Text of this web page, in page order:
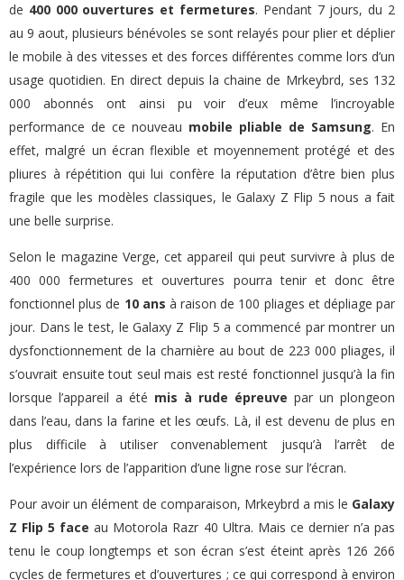
de 400 000 ouvertures et fermetures. Pendant 7 jours, du 2
au 9 aout, plusieurs bénévoles se sont relayés pour plier et déplier
le mobile à des vitesses et des forces différentes comme lors d’un
usage quotidien. En direct depuis la chaine de Mrkeybrd, ses 132
000 abonnés ont ainsi pu voir d’eux même l’incroyable
performance de ce nouveau mobile pliable de Samsung. En
effet, malgré un écran flexible et moyennement protégé et des
pliures à répétition qui lui confère la réputation d’être bien plus
fragile que les modèles classiques, le Galaxy Z Flip 5 nous a fait
une belle surprise.
Selon le magazine Verge, cet appareil qui peut survivre à plus de
400 000 fermetures et ouvertures pourra tenir et donc être
fonctionnel plus de 10 ans à raison de 100 pliages et dépliage par
jour. Dans le test, le Galaxy Z Flip 5 a commencé par montrer un
dysfonctionnement de la charnière au bout de 223 000 pliages, il
s’ouvrait ensuite tout seul mais est resté fonctionnel jusqu’à la fin
lorsque l’appareil a été mis à rude épreuve par un plongeon
dans l’eau, dans la farine et les œufs. Là, il est devenu de plus en
plus difficile à utiliser convenablement jusqu’à l’arrêt de
l’expérience lors de l’apparition d’une ligne rose sur l’écran.
Pour avoir un élément de comparaison, Mrkeybrd a mis le Galaxy
Z Flip 5 face au Motorola Razr 40 Ultra. Mais ce dernier n’a pas
tenu le coup longtemps et son écran s’est éteint après 126 266
cycles de fermetures et d’ouvertures ; ce qui correspond à environ